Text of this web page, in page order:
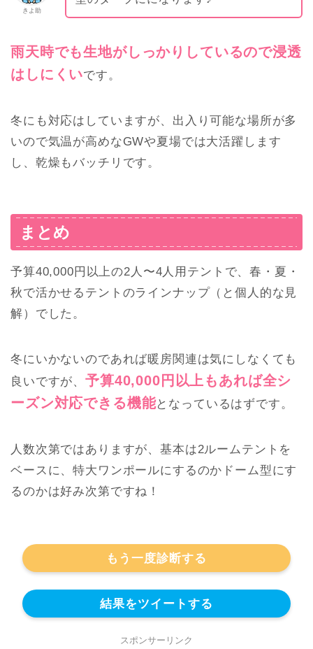
きよ助
雨天時でも生地がしっかりしているので浸透
はしにくいです。
冬にも対応はしていますが、出入り可能な場所が多
いので気温が高めなGWや夏場では大活躍します
し、乾燥もバッチリです。
まとめ
予算40,000円以上の2人〜4人用テントで、春・夏・
秋で活かせるテントのラインナップ（と個人的な見
解）でした。
冬にいかないのであれば暖房関連は気にしなくても
良いですが、予算40,000円以上もあれば全シ
ーズン対応できる機能となっているはずです。
人数次第ではありますが、基本は2ルームテントを
ベースに、特大ワンポールにするのかドーム型にす
るのかは好み次第ですね！
もう一度診断する
結果をツイートする
スポンサーリンク